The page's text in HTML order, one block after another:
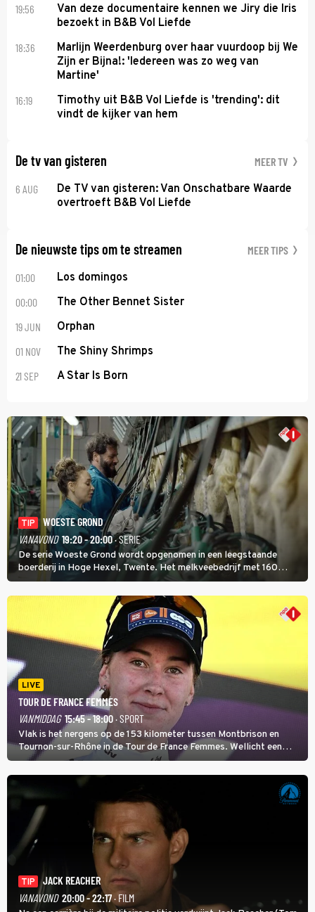
19:56
Van deze documentaire kennen we Jiry die Iris
bezoekt in B&B Vol Liefde
18:36
Marlijn Weerdenburg over haar vuurdoop bij We
Zijn er Bijna!: 'Iedereen was zo weg van
Martine'
16:19
Timothy uit B&B Vol Liefde is 'trending': dit
vindt de kijker van hem
De tv van gisteren MEER TV
6 AUG
De TV van gisteren: Van Onschatbare Waarde
overtroeft B&B Vol Liefde
De nieuwste tips om te streamen MEER TIPS
01:00 Los domingos
00:00 The Other Bennet Sister
19 JUN Orphan
01 NOV The Shiny Shrimps
21 SEP A Star Is Born
TIP
WOESTE GROND
VANAVOND 19:20 - 20:00· SERIE
De serie Woeste Grond wordt opgenomen in een leegstaande
boerderij in Hoge Hexel, Twente. Het melkveebedrijf met 160
koeien moest sluiten, omdat het dicht bij een Natura 2000-gebied
ligt. In de serie heerst er een gevaarlijke veeziekte.
LIVE
TOUR DE FRANCE FEMMES
VANMIDDAG 15:45 - 18:00· SPORT
Vlak is het nergens op de 153 kilometer tussen Montbrison en
Tournon-sur-Rhône in de Tour de France Femmes. Wellicht een
kans voor Nienke Vinke, die vorig jaar de witte trui won.
TIP
JACK REACHER
VANAVOND 20:00 - 22:17· FILM